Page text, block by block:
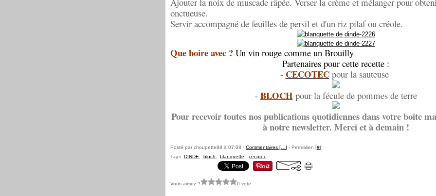
onctueuse.
Servir accompagné de feuilles de persil et d'un riz pilaf ou créole.
Que boire avec ? Un vin rouge comme un Brouilly
Partenaires pour cette recette :
- CECOTECpour la sauteuse
- BLOCH pour la fécule de pommes de terre
Pour recevoir toutes nos publications quotidiennes dans votre boite
à notre newsletter. Merci et à demain !
Posté par choupette88 à 07:08 - Commentaires [ ] - Permalien [#]
Tags: DINDE bloch blanquette cecotec
Vous aimez ? 0 vote